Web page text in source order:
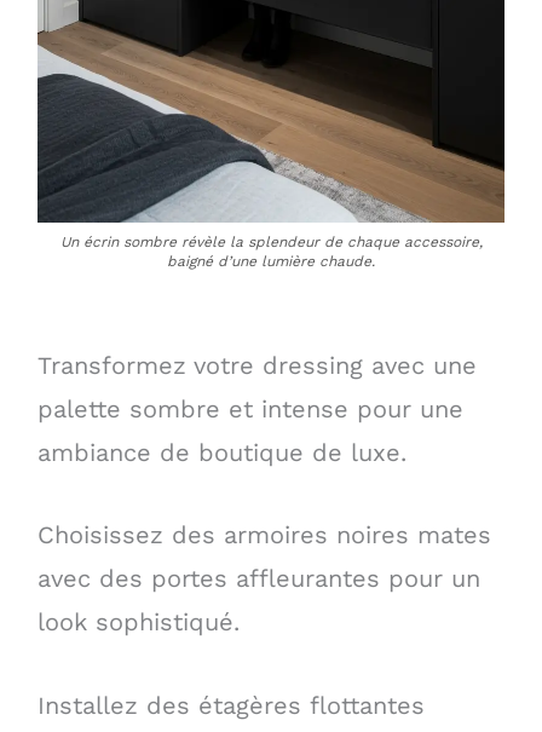
Un écrin sombre révèle la splendeur de chaque accessoire,
baigné d’une lumière chaude.
Transformez votre dressing avec une
palette sombre et intense pour une
ambiance de boutique de luxe.
Choisissez des armoires noires mates
avec des portes affleurantes pour un
look sophistiqué.
Installez des étagères flottantes